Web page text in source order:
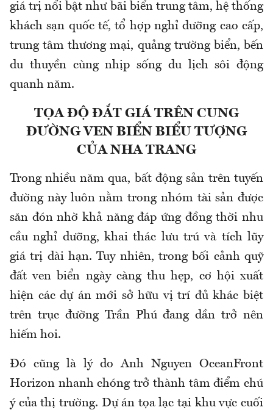
giá trị nổi bật như bãi biển trung tâm, hệ thống
khách sạn quốc tế, tổ hợp nghỉ dưỡng cao cấp,
trung tâm thương mại, quảng trường biển, bến
du thuyền cùng nhịp sống du lịch sôi động
quanh năm.
TỌA ĐỘ ĐẮT GIÁ TRÊN CUNG
ĐƯỜNG VEN BIỂN BIỂU TƯỢNG
CỦA NHA TRANG
Trong nhiều năm qua, bất động sản trên tuyến
đường này luôn nằm trong nhóm tài sản được
săn đón nhờ khả năng đáp ứng đồng thời nhu
cầu nghỉ dưỡng, khai thác lưu trú và tích lũy
giá trị dài hạn. Tuy nhiên, trong bối cảnh quỹ
đất ven biển ngày càng thu hẹp, cơ hội xuất
hiện các dự án mới sở hữu vị trí đủ khác biệt
trên trục đường Trần Phú đang dần trở nên
hiếm hoi.
Đó cũng là lý do Anh Nguyen OceanFront
Horizon nhanh chóng trở thành tâm điểm chú
ý của thị trường. Dự án tọa lạc tại khu vực cuối